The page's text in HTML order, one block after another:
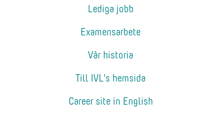
Lediga jobb
Examensarbete
Vår historia
Till IVL's hemsida
Career site in English